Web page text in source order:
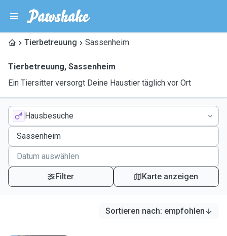
Tierbetreuung Sassenheim
Tierbetreuung, Sassenheim
Ein Tiersitter versorgt Deine Haustier täglich vor Ort
Hausbesuche
Filter Karte anzeigen
Sortieren nach: empfohlen